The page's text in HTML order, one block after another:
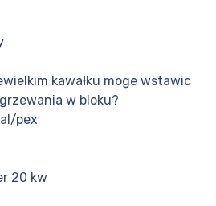
kawałku moge wstawic
w bloku?
pex
20 kw